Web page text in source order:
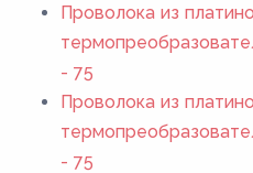
Проволока из
- 75
Проволока из
- 75